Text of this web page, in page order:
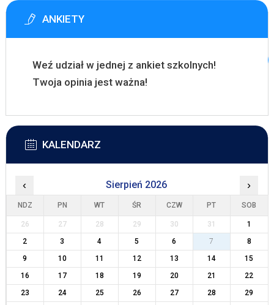
ANKIETY
Weź udział w jednej z ankiet szkolnych!
Twoja opinia jest ważna!
KALENDARZ
‹ Sierpień 2026 ›
NDZ PN WT ŚR CZW PT SOB
26 27 28 29 30 31
1
2
3 4 5 6 7
8
9
10 11 12 13 14
15
16
17 18 19 20 21
22
23
24 25 26 27 28
29